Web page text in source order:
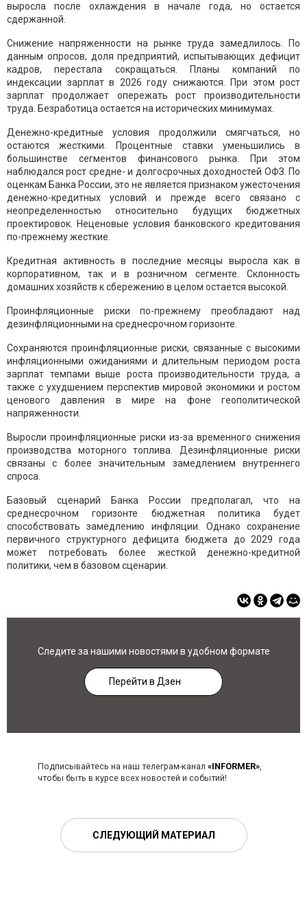
выросла после охлаждения в начале года, но остается
сдержанной.
Снижение напряженности на рынке труда замедлилось. По
данным опросов, доля предприятий, испытывающих дефицит
кадров, перестала сокращаться. Планы компаний по
индексации зарплат в 2026 году снижаются. При этом рост
зарплат продолжает опережать рост производительности
труда. Безработица остается на исторических минимумах.
Денежно-кредитные условия продолжили смягчаться, но
остаются жесткими. Процентные ставки уменьшились в
большинстве сегментов финансового рынка. При этом
наблюдался рост средне- и долгосрочных доходностей ОФЗ. По
оценкам Банка России, это не является признаком ужесточения
денежно-кредитных условий и прежде всего связано с
неопределенностью относительно будущих бюджетных
проектировок. Неценовые условия банковского кредитования
по-прежнему жесткие.
Кредитная активность в последние месяцы выросла как в
корпоративном, так и в розничном сегменте. Склонность
домашних хозяйств к сбережению в целом остается высокой.
Проинфляционные риски по-прежнему преобладают над
дезинфляционными на среднесрочном горизонте.
Сохраняются проинфляционные риски, связанные с высокими
инфляционными ожиданиями и длительным периодом роста
зарплат темпами выше роста производительности труда, а
также с ухудшением перспектив мировой экономики и ростом
ценового давления в мире на фоне геополитической
напряженности.
Выросли проинфляционные риски из-за временного снижения
производства моторного топлива. Дезинфляционные риски
связаны с более значительным замедлением внутреннего
спроса.
Базовый сценарий Банка России предполагал, что на
среднесрочном горизонте бюджетная политика будет
способствовать замедлению инфляции. Однако сохранение
первичного структурного дефицита бюджета до 2029 года
может потребовать более жесткой денежно-кредитной
политики, чем в базовом сценарии.
Следите за нашими новостями в удобном формате
Перейти в Дзен
Подписывайтесь на наш телеграм-канал «INFORMER»,
чтобы быть в курсе всех новостей и событий!
СЛЕДУЮЩИЙ МАТЕРИАЛ